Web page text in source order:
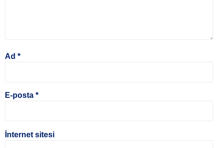
Ad *
E-posta *
İnternet sitesi